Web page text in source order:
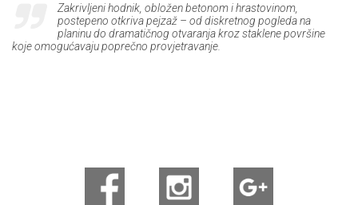
Zakrivljeni hodnik, obložen betonom i hrastovinom,
postepeno otkriva pejzaž – od diskretnog pogleda na
planinu do dramatičnog otvaranja kroz staklene površine
koje omogućavaju poprečno provjetravanje.